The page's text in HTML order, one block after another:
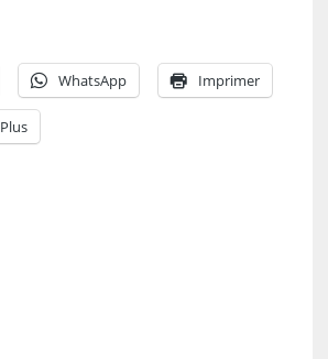
WhatsApp Imprimer
Plus